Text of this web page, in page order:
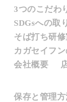
3つのこだわ
SDGsへの取
そば打ち研
カガセイフ
会社概要
保存と管理方